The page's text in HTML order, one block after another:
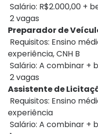
Salário: R$2.000,00 +
2 vagas
Preparador de
Requisitos: Ensino
experiência, CNH B
Salário: A combinar +
2 vagas
Assistente de
Requisitos: Ensino
experiência
Salário: A combinar +